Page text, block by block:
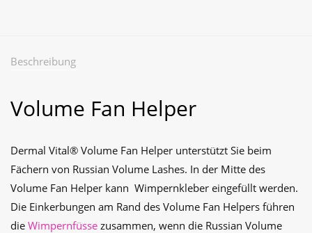
Beschreibung
Volume Fan Helper
Dermal Vital® Volume Fan Helper unterstützt Sie beim
Fächern von Russian Volume Lashes. In der Mitte des
Volume Fan Helper kann Wimpernkleber eingefüllt werden.
Die Einkerbungen am Rand des Volume Fan Helpers führen
die Wimpernfüsse zusammen, wenn die Russian Volume